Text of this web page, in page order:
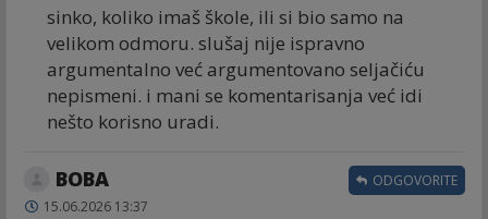
sinko, koliko imaš škole, ili si bio samo na
velikom odmoru. slušaj nije ispravno
argumentalno već argumentovano seljačiću
nepismeni. i mani se komentarisanja već idi
nešto korisno uradi.
BOBA
15.06.2026 13:37
ODGOVORITE